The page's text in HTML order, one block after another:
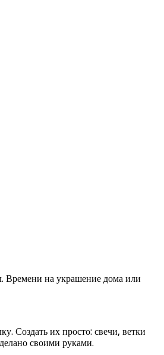
Времени на украшение дома или
Создать их просто: свечи, ветки
своими руками.